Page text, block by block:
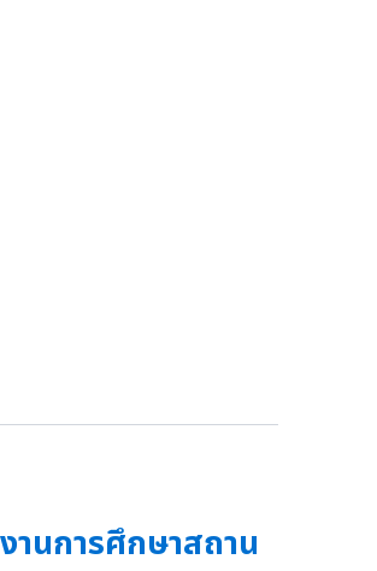
านการศึกษาสถาน